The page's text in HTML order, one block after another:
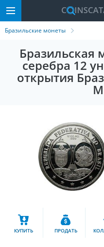
Бразильские монеты
Бразильская
серебра 12
открытия
КУПИТЬ ПРОДАТЬ